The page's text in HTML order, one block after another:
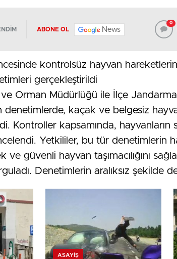
ABONE OL News
0
kontrolsüz hayvan
gerçekleştirildi
ve Orman Müdürlüğü ile İlçe
denetimlerde, kaçak ve belgesiz
Kontroller kapsamında, hayvanların
Yetkililer, bu tür denetimlerin
ve güvenli hayvan taşımacılığını
Denetimlerin aralıksız şekilde
ASAYIŞ